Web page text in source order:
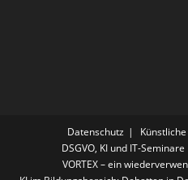
Datenschutz
DSGVO, KI und IT-Seminare
VORTEX – ein